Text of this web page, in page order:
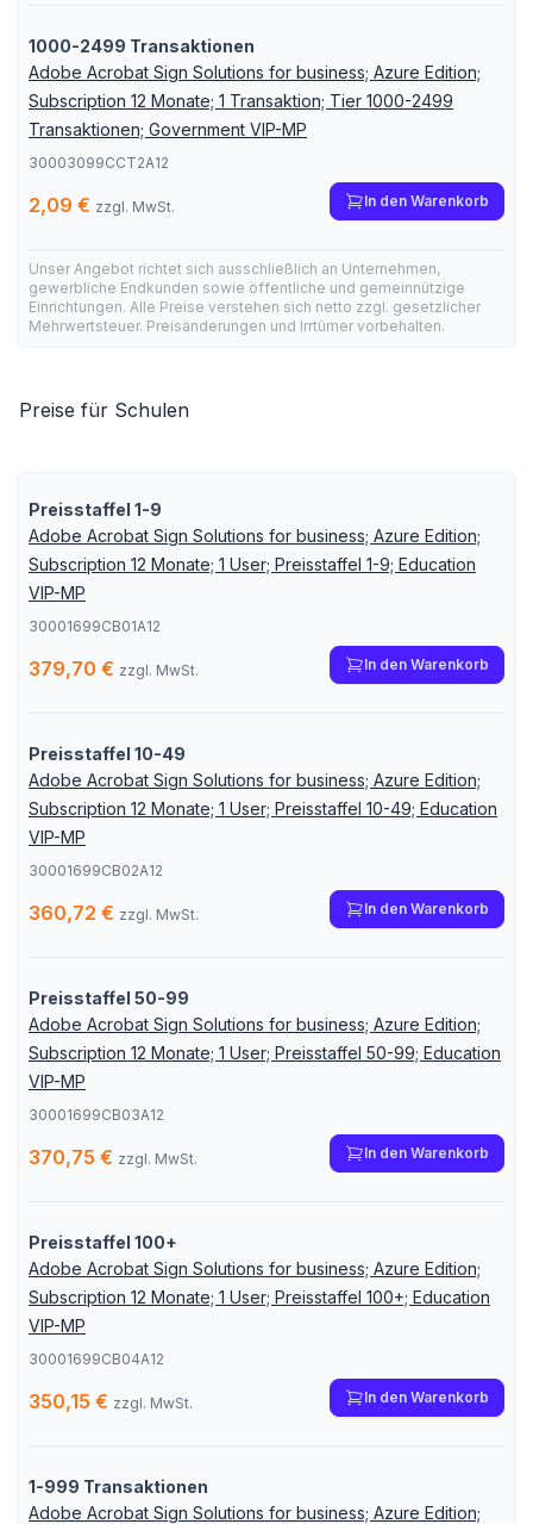
1000-2499 Transaktionen
Adobe Acrobat Sign Solutions for business; Azure Edition;
Subscription 12 Monate; 1 Transaktion; Tier 1000-2499
Transaktionen; Government VIP-MP
30003099CCT2A12
2,09 € zzgl. MwSt. In den Warenkorb
Unser Angebot richtet sich ausschließlich an Unternehmen,
gewerbliche Endkunden sowie öffentliche und gemeinnützige
Einrichtungen. Alle Preise verstehen sich netto zzgl. gesetzlicher
Mehrwertsteuer. Preisänderungen und Irrtümer vorbehalten.
Preise für Schulen
Preisstaffel 1-9
Adobe Acrobat Sign Solutions for business; Azure Edition;
Subscription 12 Monate; 1 User; Preisstaffel 1-9; Education
VIP-MP
30001699CB01A12
379,70 € zzgl. MwSt. In den Warenkorb
Preisstaffel 10-49
Adobe Acrobat Sign Solutions for business; Azure Edition;
Subscription 12 Monate; 1 User; Preisstaffel 10-49; Education
VIP-MP
30001699CB02A12
360,72 € zzgl. MwSt. In den Warenkorb
Preisstaffel 50-99
Adobe Acrobat Sign Solutions for business; Azure Edition;
Subscription 12 Monate; 1 User; Preisstaffel 50-99; Education
VIP-MP
30001699CB03A12
370,75 € zzgl. MwSt. In den Warenkorb
Preisstaffel 100+
Adobe Acrobat Sign Solutions for business; Azure Edition;
Subscription 12 Monate; 1 User; Preisstaffel 100+; Education
VIP-MP
30001699CB04A12
350,15 € zzgl. MwSt. In den Warenkorb
1-999 Transaktionen
Adobe Acrobat Sign Solutions for business; Azure Edition;